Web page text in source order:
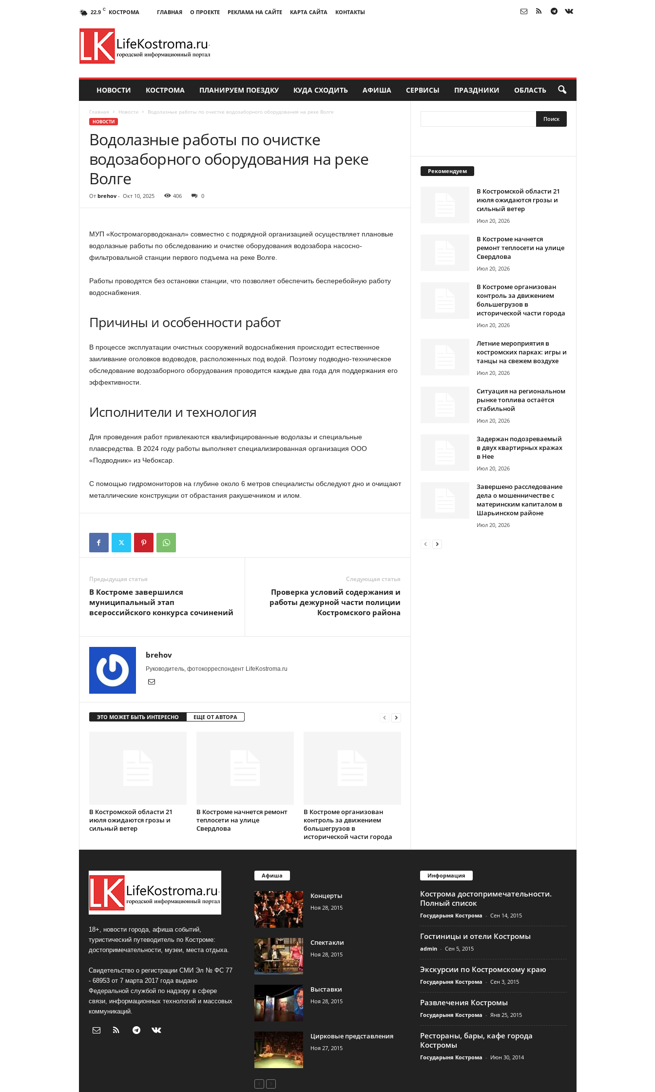
22.9 C КОСТРОМА ГЛАВНАЯ О ПРОЕКТЕ РЕКЛАМА НА САЙТЕ КАРТА САЙТА КОНТАКТЫ
НОВОСТИ КОСТРОМА ПЛАНИРУЕМ ПОЕЗДКУ КУДА СХОДИТЬ АФИША СЕРВИСЫ ПРАЗДНИКИ ОБЛАСТЬ
Главная Новости Водолазные работы по очистке водозаборного оборудования на реке Волге
НОВОСТИ
Водолазные работы по очистке
водозаборного оборудования на реке
Волге
От brehov- Окт 10, 2025 406 0
МУП «Костромагорводоканал» совместно с подрядной организацией осуществляет плановые
водолазные работы по обследованию и очистке оборудования водозабора насосно-
фильтровальной станции первого подъема на реке Волге.
Работы проводятся без остановки станции, что позволяет обеспечить бесперебойную работу
водоснабжения.
Причины и особенности работ
В процессе эксплуатации очистных сооружений водоснабжения происходит естественное
заиливание оголовков водоводов, расположенных под водой. Поэтому подводно-техническое
обследование водозаборного оборудования проводится каждые два года для поддержания его
эффективности.
Исполнители и технология
Для проведения работ привлекаются квалифицированные водолазы и специальные
плавсредства. В 2024 году работы выполняет специализированная организация ООО
«Подводник» из Чебоксар.
С помощью гидромониторов на глубине около 6 метров специалисты обследуют дно и очищают
металлические конструкции от обрастания ракушечником и илом.
Предыдущая статья
В Костроме завершился
муниципальный этап
всероссийского конкурса сочинений
Следующая статья
Проверка условий содержания и
работы дежурной части полиции
Костромского района
brehov
Руководитель, фотокорреспондент LifeKostroma.ru
ЭТО МОЖЕТ БЫТЬ ИНТЕРЕСНО ЕЩЕ ОТ АВТОРА
В Костромской области 21
июля ожидаются грозы и
сильный ветер
В Костроме начнется ремонт
теплосети на улице
Свердлова
В Костроме организован
контроль за движением
большегрузов в
исторической части города
Рекомендуем
В Костромской области 21
июля ожидаются грозы и
сильный ветер
Июл 20, 2026
В Костроме начнется
ремонт теплосети на улице
Свердлова
Июл 20, 2026
В Костроме организован
контроль за движением
большегрузов в
исторической части города
Июл 20, 2026
Летние мероприятия в
костромских парках: игры и
танцы на свежем воздухе
Июл 20, 2026
Ситуация на региональном
рынке топлива остаётся
стабильной
Июл 20, 2026
Задержан подозреваемый
в двух квартирных кражах
в Нее
Июл 20, 2026
Завершено расследование
дела о мошенничестве с
материнским капиталом в
Шарьинском районе
Июл 20, 2026
18+, новости города, афиша событий,
туристический путеводитель по Костроме:
достопримечательности, музеи, места отдыха.
Свидетельство о регистрации СМИ Эл № ФС 77
- 68953 от 7 марта 2017 года выдано
Федеральной службой по надзору в сфере
связи, информационных технологий и массовых
коммуникаций.
Афиша
Концерты
Ноя 28, 2015
Спектакли
Ноя 28, 2015
Выставки
Ноя 28, 2015
Цирковые представления
Ноя 27, 2015
Информация
Кострома достопримечательности.
Полный список
Государыня Кострома - Сен 14, 2015
Гостиницы и отели Костромы
admin - Сен 5, 2015
Экскурсии по Костромскому краю
Государыня Кострома - Сен 3, 2015
Развлечения Костромы
Государыня Кострома - Янв 25, 2015
Рестораны, бары, кафе города
Костромы
Государыня Кострома - Июн 30, 2014